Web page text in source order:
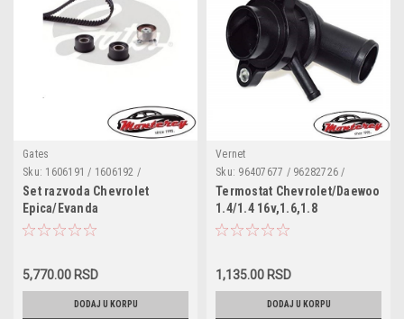
Gates
Sku: 1606191 / 1606192 /
93174260 / 93174261 / K015408XS
/ 530004910 / CT870K1 / KTB257
Set razvoda Chevrolet
Epica/Evanda
2.0,Lacetti/Nubira
2.0,Lacetti 1.8,Leganza 2.0
16v,Nubira 1.8/2.0
16v,Tacuma/Rezzo 2.0,Opel
5,770.00 RSD
DODAJ U KORPU
Vernet
Sku: 96407677 / 96282726 /
TH650288J / TI23987D /
0070250002 / ADG09213 / CT5143
/ QTH515K / 8MT354778061 /
VTW08 / TH1007
Termostat Chevrolet/Daewoo
1.4/1.4 16v,1.6,1.8
1,135.00 RSD
DODAJ U KORPU